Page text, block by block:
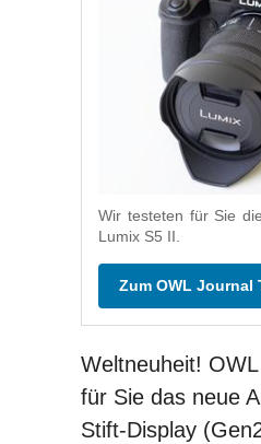
Wir testeten für Sie
Lumix S5 II.
Zum OWL Journal
Weltneuheit!
für Sie das neue
Stift-Display